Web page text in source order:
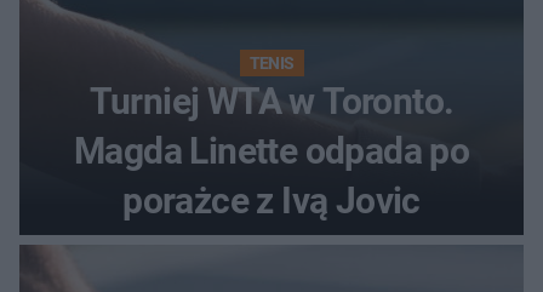
TENIS
Turniej WTA w Toronto.
Magda Linette odpada po
porażce z Ivą Jovic